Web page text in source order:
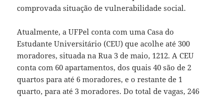
comprovada situação de vulnerabilidade social.
Atualmente, a UFPel conta com uma Casa do
Estudante Universitário (CEU) que acolhe até 300
moradores, situada na Rua 3 de maio, 1212. A CEU
conta com 60 apartamentos, dos quais 40 são de 2
quartos para até 6 moradores, e o restante de 1
quarto, para até 3 moradores. Do total de vagas, 246